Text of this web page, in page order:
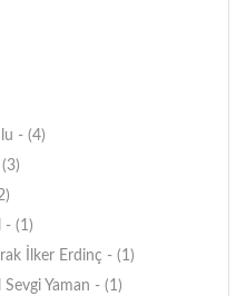
- (4)
- (1)
İlker Erdinç - (1)
Yaman - (1)